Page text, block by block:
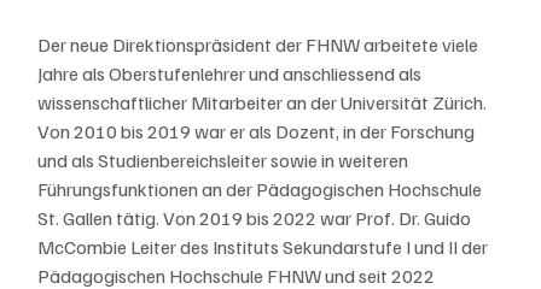
Der neue Direktionspräsident der FHNW arbeitete viele
Jahre als Oberstufenlehrer und anschliessend als
wissenschaftlicher Mitarbeiter an der Universität Zürich.
Von 2010 bis 2019 war er als Dozent, in der Forschung
und als Studienbereichsleiter sowie in weiteren
Führungsfunktionen an der Pädagogischen Hochschule
St. Gallen tätig. Von 2019 bis 2022 war Prof. Dr. Guido
McCombie Leiter des Instituts Sekundarstufe I und II der
Pädagogischen Hochschule FHNW und seit 2022